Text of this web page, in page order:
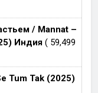
/ Mannat –
Индия ( 59,499
Tum Tak (2025)